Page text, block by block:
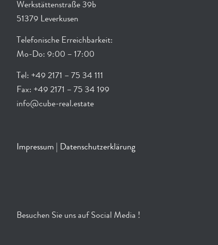
Werkstättenstraße 39b
51379 Leverkusen
Telefonische Erreichbarkeit:
Mo-Do: 9:00 – 17:00
Tel: +49 2171 – 75 34 111
Fax: +49 2171 – 75 34 199
info@cube-real.estate
Impressum Datenschutzerklärung
Besuchen Sie uns auf Social Media !